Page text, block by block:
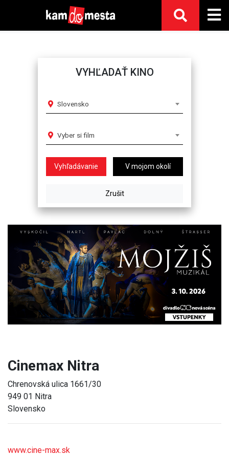
VYHĽADAŤ KINO
Slovensko
Vyber si film
V mojom okolí
Previous
Cinemax Nitra
Chrenovská ulica 1661/30
949 01 Nitra
Slovensko
www.cine-max.sk